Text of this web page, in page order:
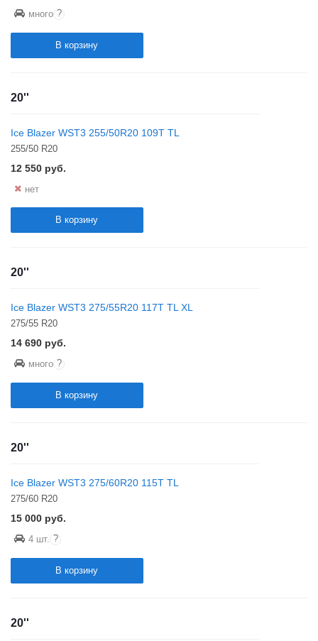
много ?
В корзину
20''
Ice Blazer WST3 255/50R20 109T TL
255/50 R20
12 550 руб.
нет
В корзину
20''
Ice Blazer WST3 275/55R20 117T TL XL
275/55 R20
14 690 руб.
много ?
В корзину
20''
Ice Blazer WST3 275/60R20 115T TL
275/60 R20
15 000 руб.
4 шт. ?
В корзину
20''